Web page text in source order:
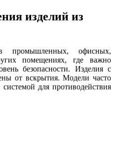
изделий из
промышленных, офисных,
помещениях, где важно
безопасности. Изделия с
от вскрытия. Модели часто
для противодействия